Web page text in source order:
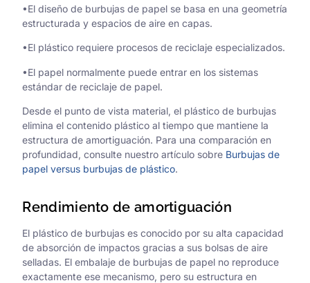
•El diseño de burbujas de papel se basa en una geometría
estructurada y espacios de aire en capas.
•El plástico requiere procesos de reciclaje especializados.
•El papel normalmente puede entrar en los sistemas
estándar de reciclaje de papel.
Desde el punto de vista material, el plástico de burbujas
elimina el contenido plástico al tiempo que mantiene la
estructura de amortiguación. Para una comparación en
profundidad, consulte nuestro artículo sobre Burbujas de
papel versus burbujas de plástico.
Rendimiento de amortiguación
El plástico de burbujas es conocido por su alta capacidad
de absorción de impactos gracias a sus bolsas de aire
selladas. El embalaje de burbujas de papel no reproduce
exactamente ese mecanismo, pero su estructura en